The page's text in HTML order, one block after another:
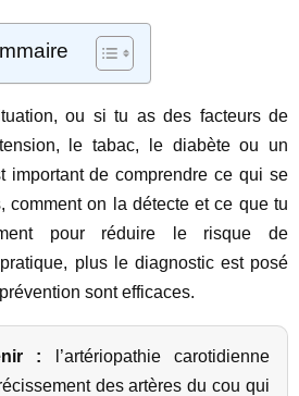
ou si tu as des facteurs de
le tabac, le diabète ou un
important de comprendre ce qui se
comment on la détecte et ce que tu
pour réduire le risque de
plus le diagnostic est posé
sont efficaces.
: l’artériopathie carotidienne
des artères du cou qui